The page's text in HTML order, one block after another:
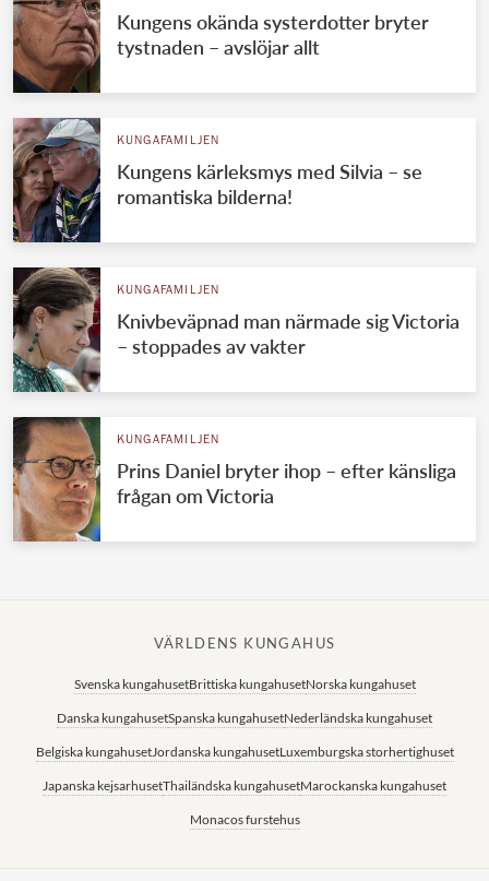
Kungens okända systerdotter bryter
tystnaden – avslöjar allt
KUNGAFAMILJEN
Kungens kärleksmys med Silvia – se
romantiska bilderna!
KUNGAFAMILJEN
Knivbeväpnad man närmade sig Victoria
– stoppades av vakter
KUNGAFAMILJEN
Prins Daniel bryter ihop – efter känsliga
frågan om Victoria
VÄRLDENS KUNGAHUS
Svenska kungahusetBrittiska kungahusetNorska kungahuset
Danska kungahusetSpanska kungahusetNederländska kungahuset
Belgiska kungahusetJordanska kungahusetLuxemburgska storhertighuset
Japanska kejsarhusetThailändska kungahusetMarockanska kungahuset
Monacos furstehus